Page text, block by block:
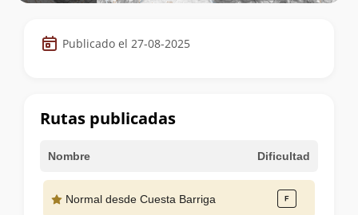
Datos
de
cumbre
Publicado el 27-08-2025
Rutas publicadas
Nombre Dificultad
Normal desde Cuesta Barriga